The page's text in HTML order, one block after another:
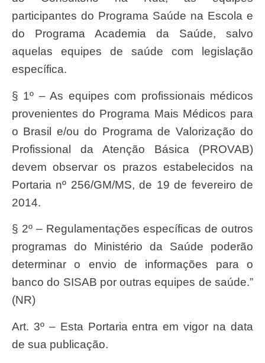
participantes do Programa Saúde na Escola e
do Programa Academia da Saúde, salvo
aquelas equipes de saúde com legislação
específica.
§ 1º – As equipes com profissionais médicos
provenientes do Programa Mais Médicos para
o Brasil e/ou do Programa de Valorização do
Profissional da Atenção Básica (PROVAB)
devem observar os prazos estabelecidos na
Portaria nº 256/GM/MS, de 19 de fevereiro de
2014.
§ 2º – Regulamentações específicas de outros
programas do Ministério da Saúde poderão
determinar o envio de informações para o
banco do SISAB por outras equipes de saúde.”
(NR)
Art. 3º – Esta Portaria entra em vigor na data
de sua publicação.